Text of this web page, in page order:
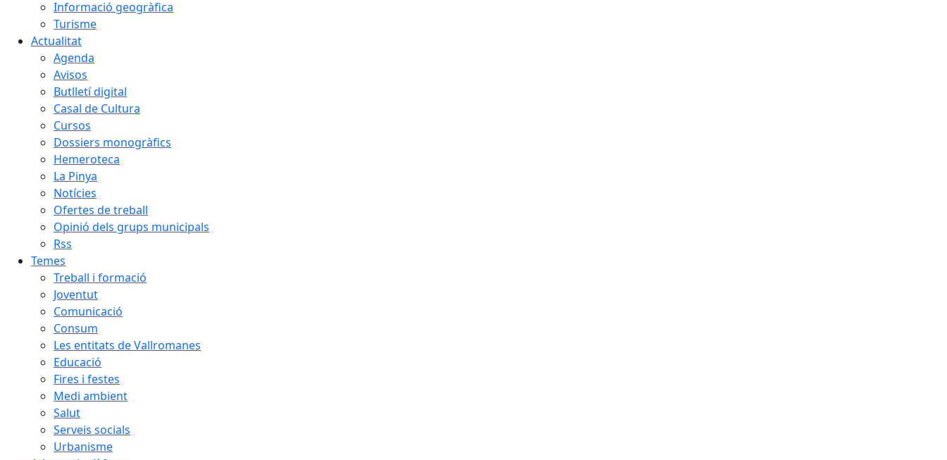
Informació geogràfica
Turisme
Actualitat
Agenda
Avisos
Butlletí digital
Casal de Cultura
Cursos
Dossiers monogràfics
Hemeroteca
La Pinya
Notícies
Ofertes de treball
Opinió dels grups municipals
Rss
Temes
Treball i formació
Joventut
Comunicació
Consum
Les entitats de Vallromanes
Educació
Fires i festes
Medi ambient
Salut
Serveis socials
Urbanisme